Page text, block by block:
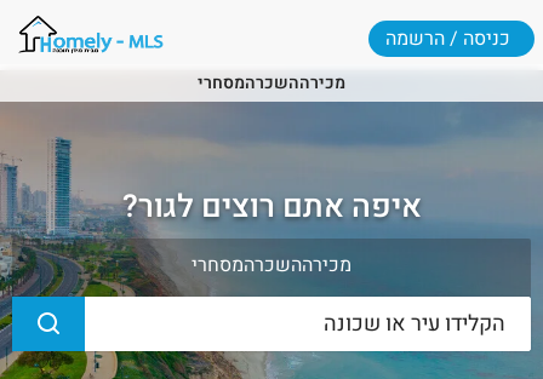
מכירההשכרהמסחרי
כניסה / הרשמה
איפה אתם רוצים לגור?
מכירההשכרהמסחרי